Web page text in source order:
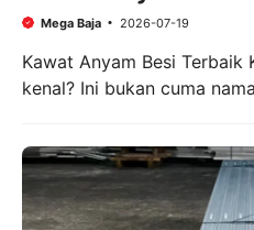
Mega Baja 2026-07-19
Kawat Anyam Besi Terbaik
kenal? Ini bukan cuma